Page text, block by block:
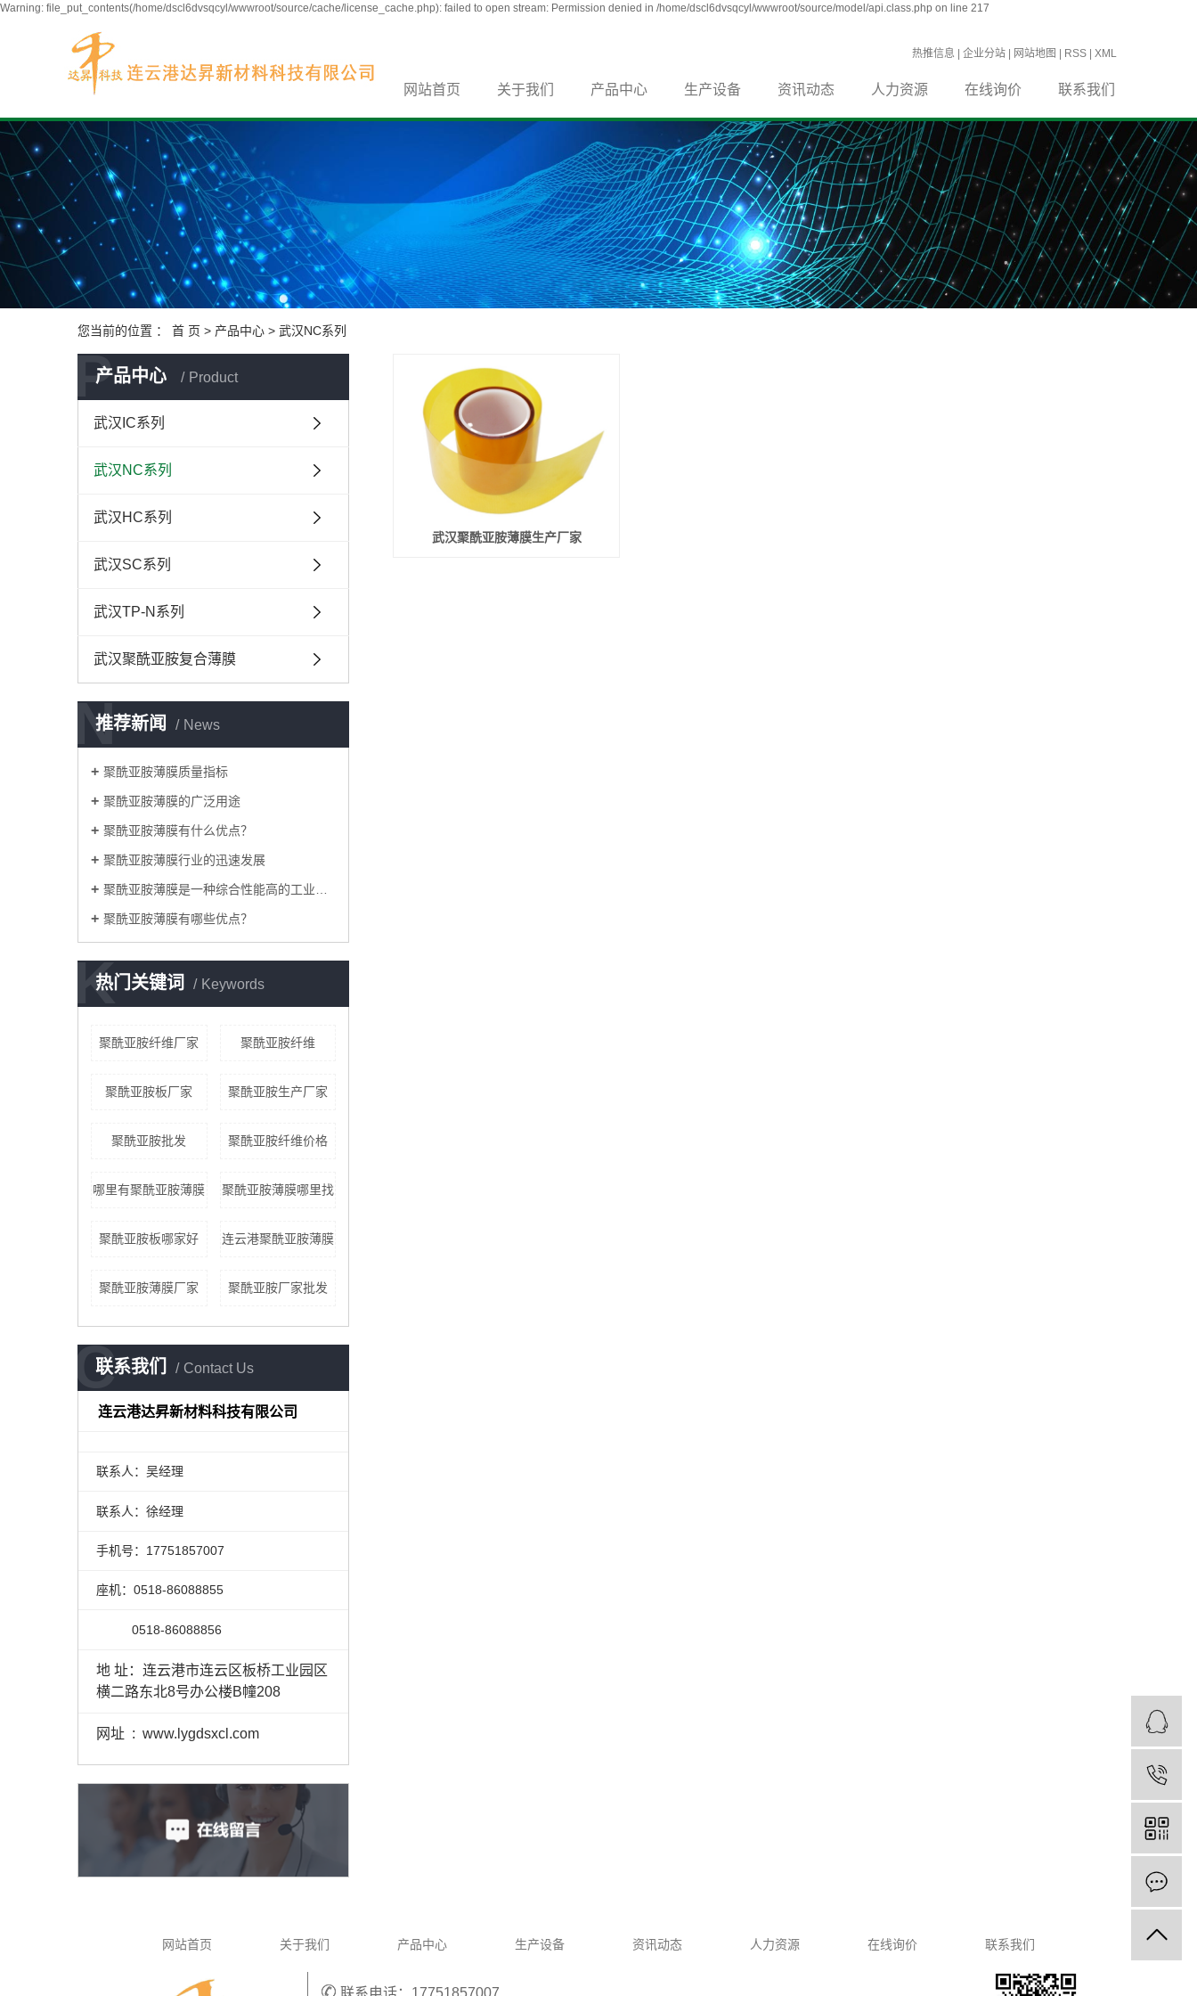
Warning: file_put_contents(/home/dscl6dvsqcyl/wwwroot/source/cache/license_cache.php): failed to open stream: Permission denied in /home/dscl6dvsqcyl/wwwroot/source/model/api.class.php on line 217
热推信息 企业分站 网站地图 RSS XML
网站首页 关于我们 产品中心 生产设备 资讯动态 人力资源 在线询价 联系我们
您当前的位置 ： 首 页 > 产品中心 > 武汉NC系列
产品中心 Product
P
武汉IC系列
武汉NC系列
武汉HC系列
武汉SC系列
武汉TP-N系列
武汉聚酰亚胺复合薄膜
推荐新闻 News
N
聚酰亚胺薄膜质量指标
聚酰亚胺薄膜的广泛用途
聚酰亚胺薄膜有什么优点？
聚酰亚胺薄膜行业的迅速发展
聚酰亚胺薄膜是一种综合性能高的工业材料
聚酰亚胺薄膜有哪些优点？
热门关键词 Keywords
K
聚酰亚胺纤维厂家 聚酰亚胺纤维
聚酰亚胺板厂家 聚酰亚胺生产厂家
聚酰亚胺批发 聚酰亚胺纤维价格
哪里有聚酰亚胺薄膜 聚酰亚胺薄膜哪里找
聚酰亚胺板哪家好 连云港聚酰亚胺薄膜
聚酰亚胺薄膜厂家 聚酰亚胺厂家批发
联系我们 Contact Us
C
连云港达昇新材料科技有限公司
联系人：吴经理
联系人：徐经理
手机号：17751857007
座机：0518-86088855
0518-86088856
地 址：连云港市连云区板桥工业园区
横二路东北8号办公楼B幢208
网址 : www.lygdsxcl.com
武汉聚酰亚胺薄膜生产厂家
网站首页 关于我们 产品中心 生产设备 资讯动态 人力资源 在线询价 联系我们